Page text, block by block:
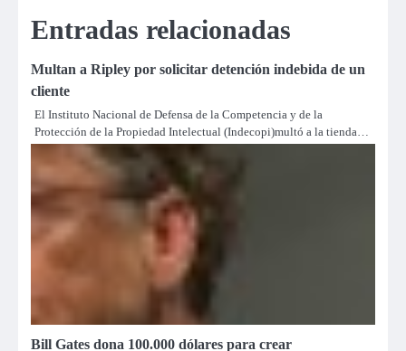
Entradas relacionadas
Multan a Ripley por solicitar detención indebida de un
cliente
El Instituto Nacional de Defensa de la Competencia y de la
Protección de la Propiedad Intelectual (Indecopi)multó a la tienda…
Bill Gates dona 100.000 dólares para crear